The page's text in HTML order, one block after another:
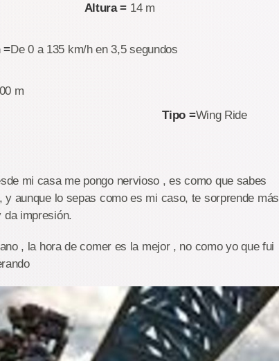
Altura = 14 m
=De 0 a 135 km/h en 3,5 segundos
de 800 m
Tipo =Wing Ride
mi casa me pongo nervioso , es como que sabes
aunque lo sepas como es mi caso, te sorprende más
da impresión.
, la hora de comer es la mejor , no como yo que fui